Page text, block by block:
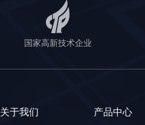
国家高新技术企业
关于我们 产品中心